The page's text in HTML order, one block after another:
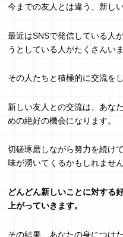
今までの友人とは違う、新し
最近はSNSで発信している人
うとしている人がたくさんいま
その人たちと積極的に交流を
新しい友人との交流は、あな
めの絶好の機会になります。
切磋琢磨しながら努力を続け
味が湧いてくるかもしれません
どんどん新しいことに対する
上がっていきます。
その結果、あなたの身につけ